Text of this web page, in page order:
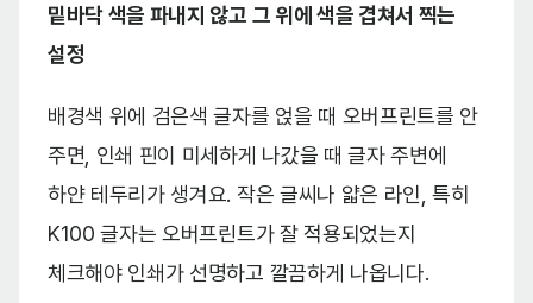
밑바닥 색을 파내지 않고 그 위에 색을 겹쳐서 찍는
설정
배경색 위에 검은색 글자를 얹을 때 오버프린트를 안
주면, 인쇄 핀이 미세하게 나갔을 때 글자 주변에
하얀 테두리가 생겨요. 작은 글씨나 얇은 라인, 특히
K100 글자는 오버프린트가 잘 적용되었는지
체크해야 인쇄가 선명하고 깔끔하게 나옵니다.